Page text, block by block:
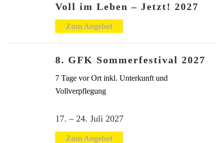
Voll im Leben – Jetzt! 2027
Zum Angebot
8. GFK Sommerfestival 2027
7 Tage vor Ort inkl. Unterkunft und
Vollverpflegung
17. – 24. Juli 2027
Zum Angebot